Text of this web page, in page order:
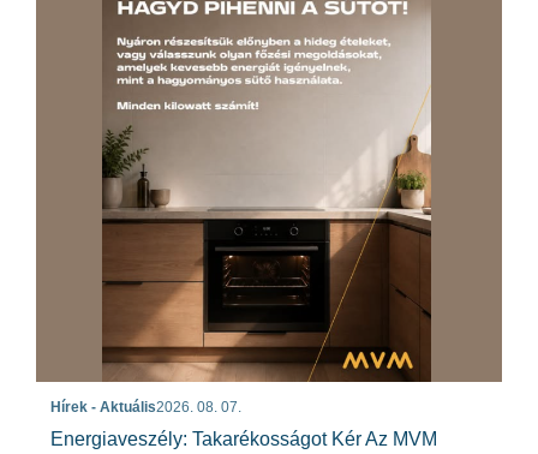
Hírek - Aktuális2026. 08. 07.
Energiaveszély: Takarékosságot Kér Az MVM